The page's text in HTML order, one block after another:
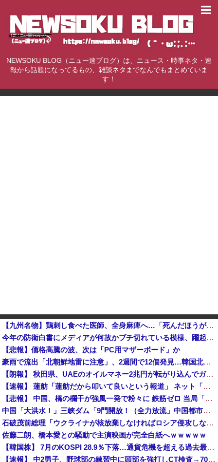
NEWSOKU BLOG（ニュー速ブログ）は、ニュース・時事ネタ・速
報から話題になってるもの、雑談ネタまでなんでもまとめていま
す！
【九州名物】鶏刺し食べた医師、全身麻痺へ…「死んだほうが良かったと思っていた」
今年の防衛白書にメディアが何故かブチ切れている模様、躍起になって批判するも逆に有権者からは……他
【悲報】価格高騰の波、次は「PC用マザーボード」か
豪雨で流出「北朝鮮地雷に注意」、2週間で12個発見…韓国北西部！
【朗報】 秋田県、UAEのオイルマネー2兆円が転がり込んでガチで東北最強になるぞｗｗｗｗｗｗｗ
【速報】 蓮舫「蓮舫だから叩いて良いという報道」 ネット「高市だから叩いて良いをやってるのがお前だろ」
【悲報】 中国、橋の欄干が強風一発で粉々に 鉄筋ゼロ 当局「接着剤でくっつけただけ」「正常で、品質問題はない」
中国「大洪水！」三峡ダム「9門開放！（全力放流」中国都市「三峡沿線の道路水没」中国政府「高速道路封鎖！」中国ダム「緊急放流に合わせて開門（土砂崩れ発生」→
石破茂前総理「ウクライナが核放棄しなければロシア侵攻しなかった」！
佐藤二朗、橋本愛との騒動で主演映画が完全白紙へｗｗｗｗｗ
【韓国株】 7月のKOSPI 28.9％下落…通貨危機を超える過去最大の下げ幅
【速報】 中2男子、野球部の練習中に頭部を強打しCT検査→70代医師「問題ないです」→中学生死亡「他人のCT画像みてました」